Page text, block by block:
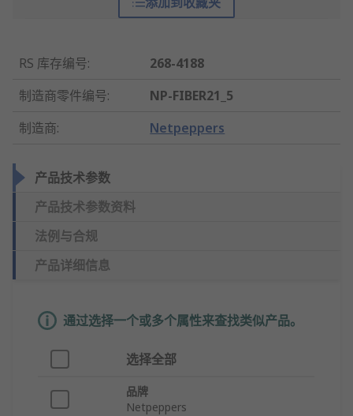
RS 库存编号:
268-4188
制造商零件编号:
NP-FIBER21_5
制造商: Netpeppers
产品技术参数
产品技术参数资料
法例与合规
产品详细信息
通过选择一个或多个属性来查找类似产品。
选择全部
品牌
Netpeppers